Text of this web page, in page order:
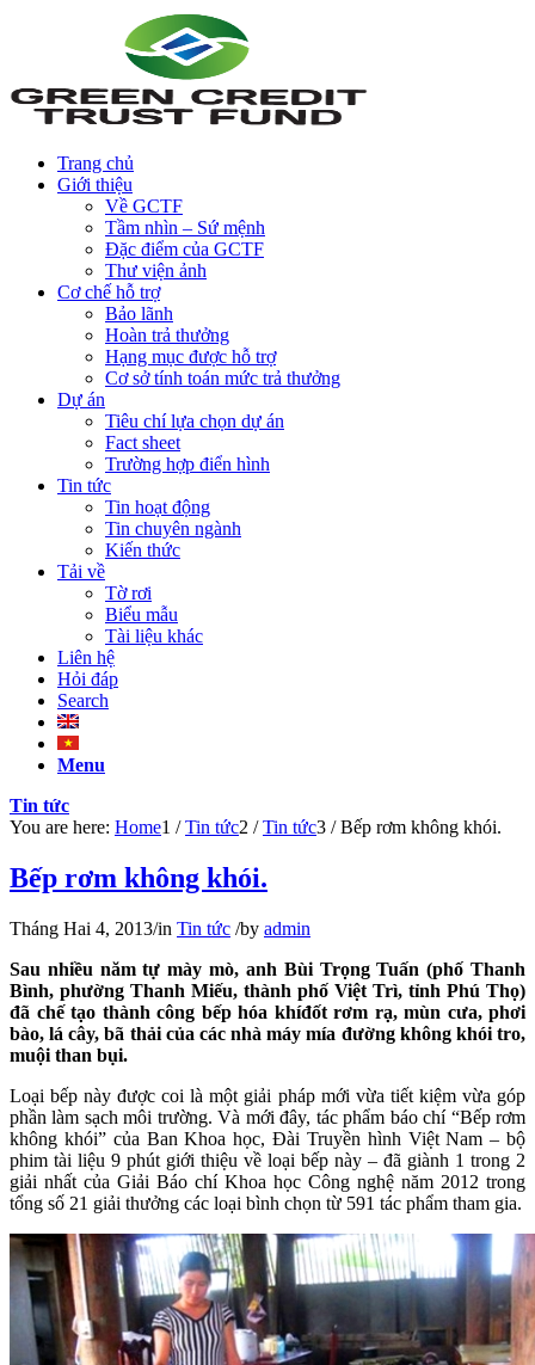
Trang chủ
Giới thiệu
Về GCTF
Tầm nhìn – Sứ mệnh
Đặc điểm của GCTF
Thư viện ảnh
Cơ chế hỗ trợ
Bảo lãnh
Hoàn trả thưởng
Hạng mục được hỗ trợ
Cơ sở tính toán mức trả thưởng
Dự án
Tiêu chí lựa chọn dự án
Fact sheet
Trường hợp điển hình
Tin tức
Tin hoạt động
Tin chuyên ngành
Kiến thức
Tải về
Tờ rơi
Biểu mẫu
Tài liệu khác
Liên hệ
Hỏi đáp
Search
Menu
Tin tức
You are here: Home1 / Tin tức2 / Tin tức3 / Bếp rơm không khói.
Bếp rơm không khói.
Tháng Hai 4, 2013/in Tin tức /by admin
Sau nhiều năm tự mày mò, anh Bùi Trọng Tuấn (phố Thanh
Bình, phường Thanh Miếu, thành phố Việt Trì, tỉnh Phú Thọ)
đã chế tạo thành công bếp hóa khíđốt rơm rạ, mùn cưa, phơi
bào, lá cây, bã thải của các nhà máy mía đường không khói tro,
muội than bụi.
Loại bếp này được coi là một giải pháp mới vừa tiết kiệm vừa góp
phần làm sạch môi trường. Và mới đây, tác phẩm báo chí “Bếp rơm
không khói” của Ban Khoa học, Đài Truyền hình Việt Nam – bộ
phim tài liệu 9 phút giới thiệu về loại bếp này – đã giành 1 trong 2
giải nhất của Giải Báo chí Khoa học Công nghệ năm 2012 trong
tổng số 21 giải thưởng các loại bình chọn từ 591 tác phẩm tham gia.